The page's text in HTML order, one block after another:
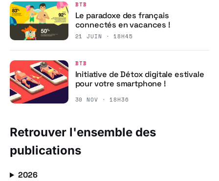
BTB
Le paradoxe des français
connectés en vacances !
21 JUIN · 18H45
BTB
Initiative de Détox digitale estivale
pour votre smartphone !
30 NOV · 18H36
Retrouver l'ensemble des
publications
2026